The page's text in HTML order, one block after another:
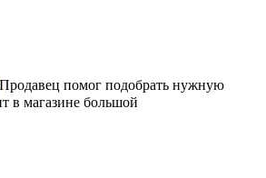
Продавец помог подобрать нужную
в магазине большой